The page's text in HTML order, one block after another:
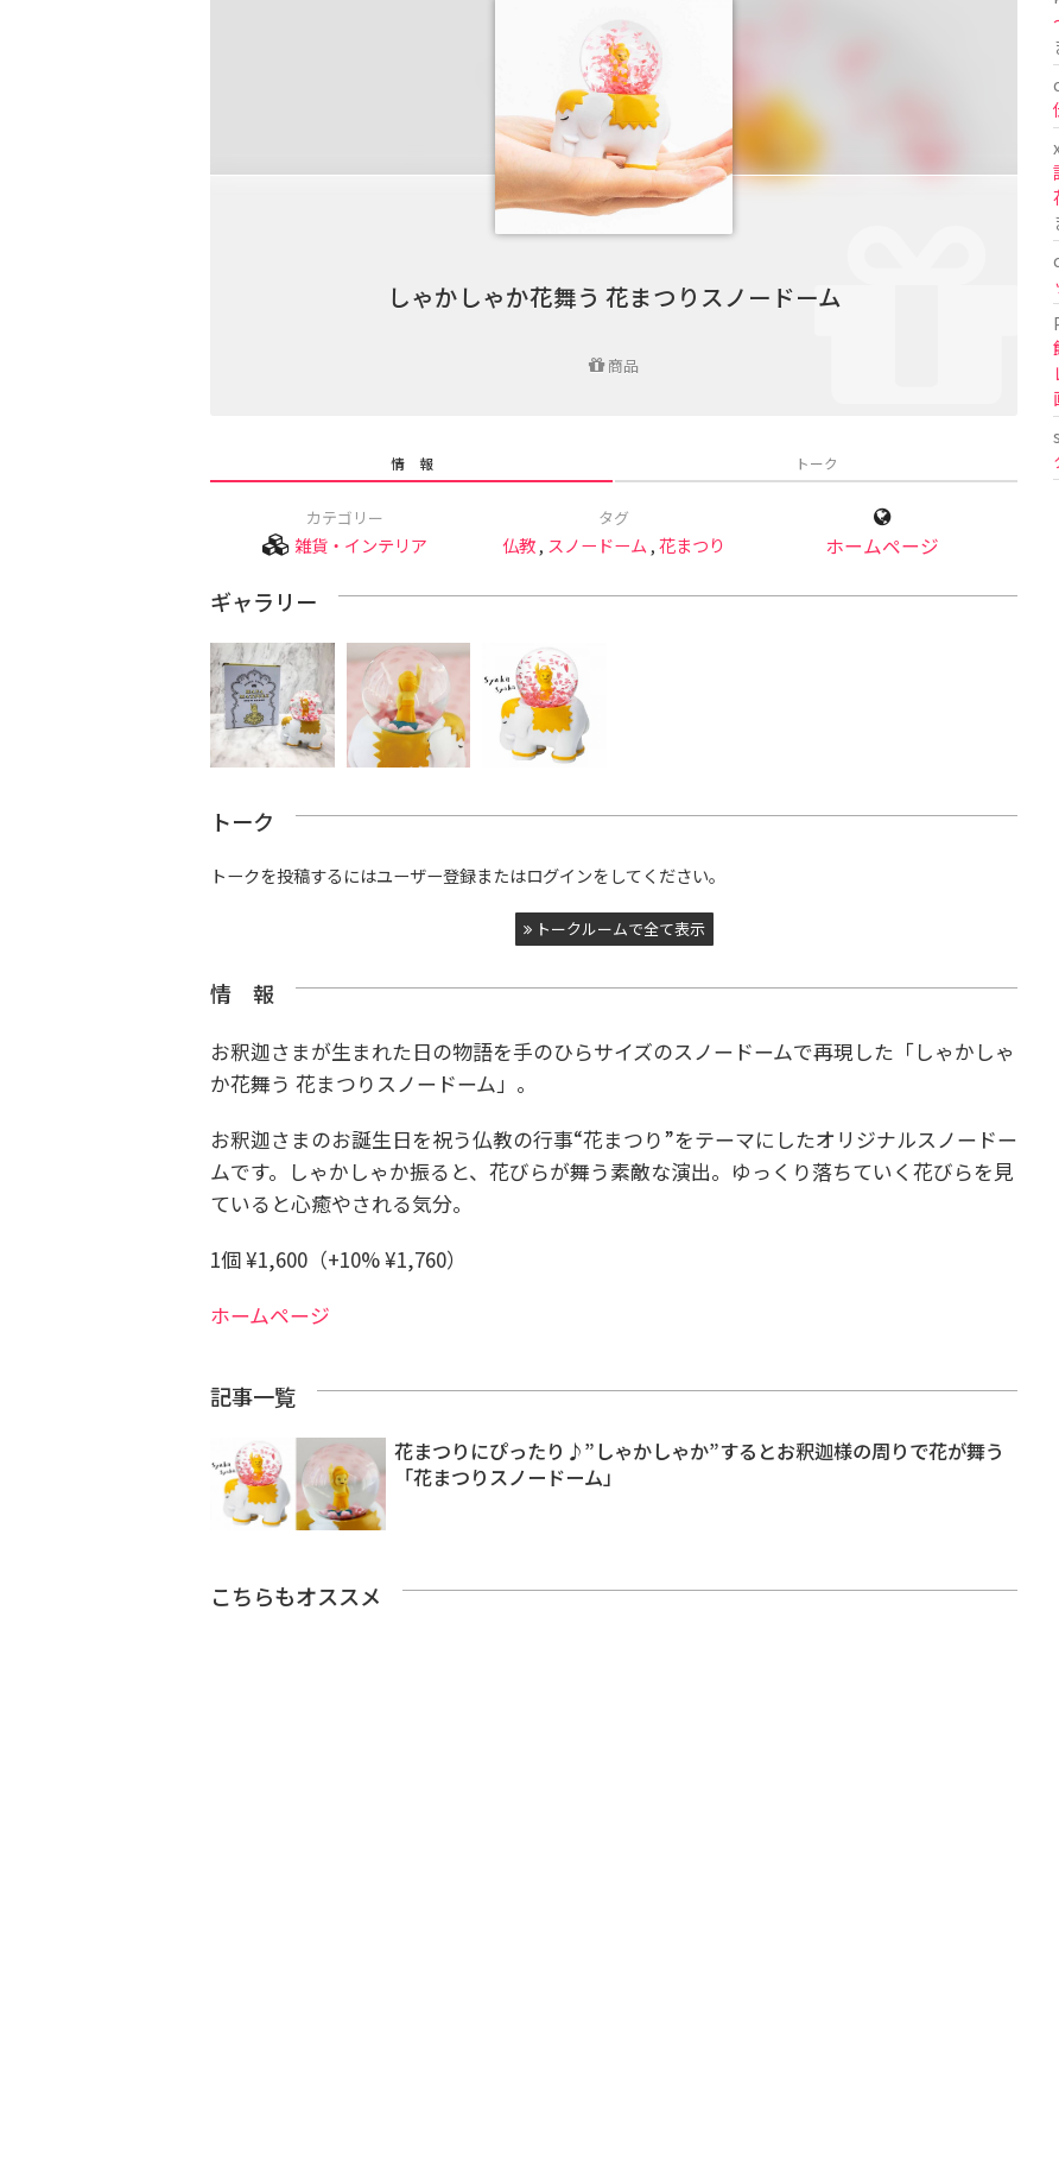
しゃかしゃか花舞う 花まつりスノードーム
商品
情 報 トーク
カテゴリー
雑貨・インテリア
タグ
仏教, スノードーム ,花まつり ホームページ
ギャラリー
トーク
トークを投稿するにはユーザー登録またはログインをしてください。
トークルームで全て表示
情 報
お釈迦さまが生まれた日の物語を手のひらサイズのスノードームで再現した「しゃかしゃ
か花舞う 花まつりスノードーム 」。
お釈迦さまのお誕生日を祝う仏教の行事“花まつり”をテーマにしたオリジナルスノードー
ムです。しゃかしゃか振ると、花びらが舞う素敵な演出。ゆっくり落ちていく花びらを見
ていると心癒やされる気分。
1個¥1,600（+10% ¥1,760）
ホームページ
記事一覧
花まつりにぴったり♪”しゃかしゃか”するとお釈迦様の周りで花が舞う
「花まつりスノードーム」
こちらもオススメ